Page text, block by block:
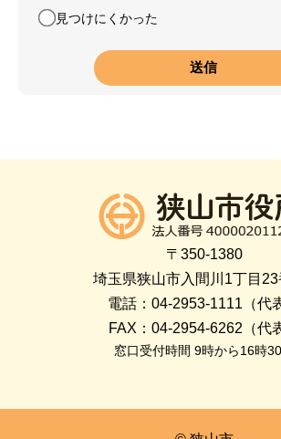
見つけにくかった
〒350-1380
埼玉県狭山市入間川1丁目
電話：04-2953-1111（代
FAX：04-2954-6262（代
窓口受付時間 9時から16時